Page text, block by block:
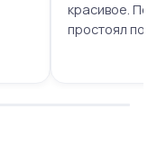
красивое.
простоял